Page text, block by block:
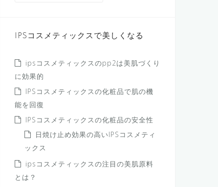
IPSコスメティックスで美しくなる
ipsコスメティックスのpp2は美肌づくり
に効果的
IPSコスメティックスの化粧品で肌の機
能を回復
IPSコスメティックスの化粧品の安全性
日焼け止め効果の高いIPSコスメティ
ックス
ipsコスメティックスの注目の美肌原料
とは？